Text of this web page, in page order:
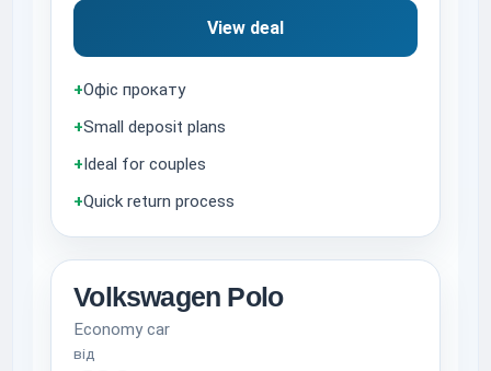
View deal
+Офіс прокату
+Small deposit plans
+Ideal for couples
+Quick return process
Volkswagen Polo
Economy car
від